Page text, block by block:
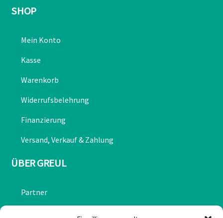
SHOP
Mein Konto
Kasse
Warenkorb
Widerrufsbelehrung
Finanzierung
Versand, Verkauf & Zahlung
ÜBER GREUL
Partner